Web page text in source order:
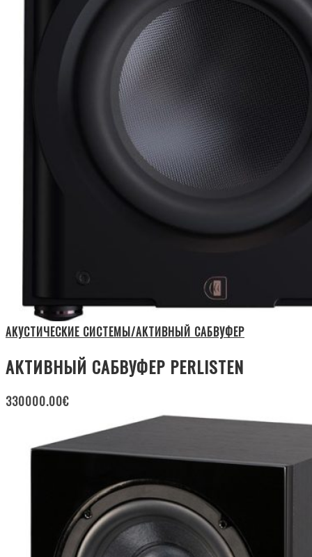
АКУСТИЧЕСКИЕ СИСТЕМЫ/АКТИВНЫЙ САБВУФЕР
АКТИВНЫЙ САБВУФЕР PERLISTEN
330000.00€